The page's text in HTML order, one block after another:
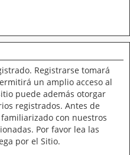
Registrarse tomará
un amplio acceso al
puede además otorgar
registrados. Antes de
con nuestros
Por favor lea las
por el Sitio.